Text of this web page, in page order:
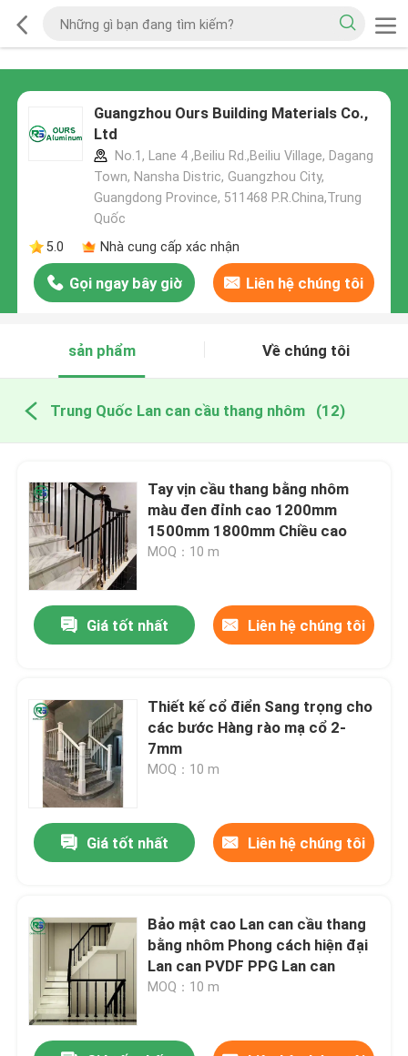
Guangzhou Ours Building Materials Co.,
Ltd
No.1, Lane 4 ,Beiliu Rd.,Beiliu Village, Dagang
Town, Nansha Distric, Guangzhou City,
Guangdong Province, 511468 P.R.China,Trung
Quốc
5.0
Nhà cung cấp xác nhận
Gọi ngay bây giờ Liên hệ chúng tôi
sản phẩm Về chúng tôi
Trung Quốc Lan can cầu thang nhôm (12)
Tay vịn cầu thang bằng nhôm
màu đen đỉnh cao 1200mm
1500mm 1800mm Chiều cao
MOQ：10 m
Giá tốt nhất Liên hệ chúng tôi
Thiết kế cổ điển Sang trọng cho
các bước Hàng rào mạ cổ 2-
7mm
MOQ：10 m
Giá tốt nhất Liên hệ chúng tôi
Bảo mật cao Lan can cầu thang
bằng nhôm Phong cách hiện đại
Lan can PVDF PPG Lan can
MOQ：10 m